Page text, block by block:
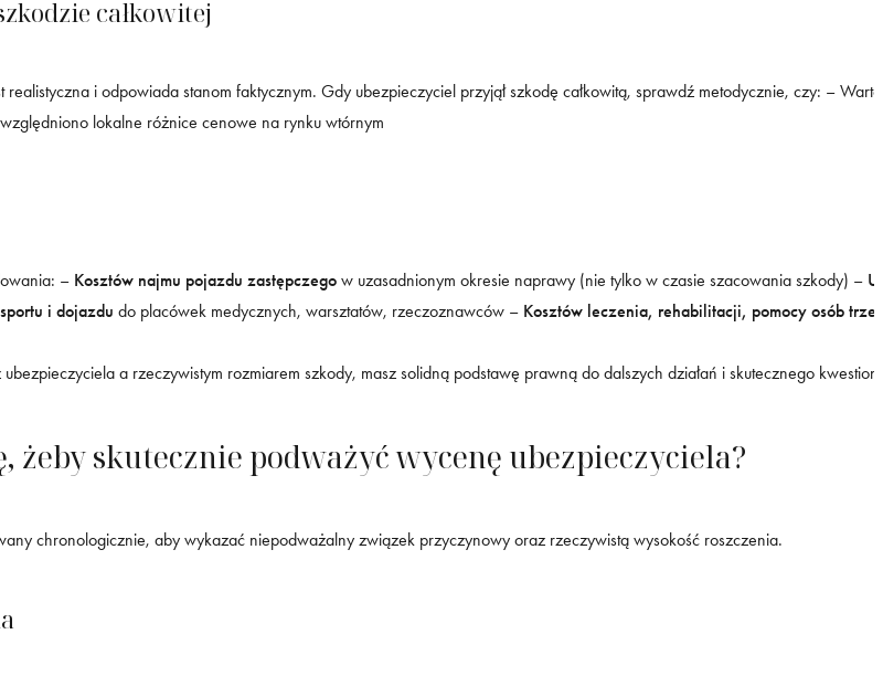
całkowitej
i odpowiada stanom faktycznym. Gdy ubezpieczyciel przyjął szkodę całkowitą, sprawdź metodycznie, czy: –
lokalne różnice cenowe na rynku wtórnym
– Kosztów najmu pojazdu zastępczego w uzasadnionym okresie naprawy (nie tylko w czasie szacowania szkody) –
i dojazdu do placówek medycznych, warsztatów, rzeczoznawców – Kosztów leczenia, rehabilitacji, pomocy osób
a rzeczywistym rozmiarem szkody, masz solidną podstawę prawną do dalszych działań i skutecznego
skutecznie podważyć wycenę ubezpieczyciela?
chronologicznie, aby wykazać niepodważalny związek przyczynowy oraz rzeczywistą wysokość roszczenia.